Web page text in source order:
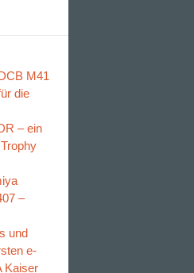
M41
die
– ein
–
und
e-
Kaiser